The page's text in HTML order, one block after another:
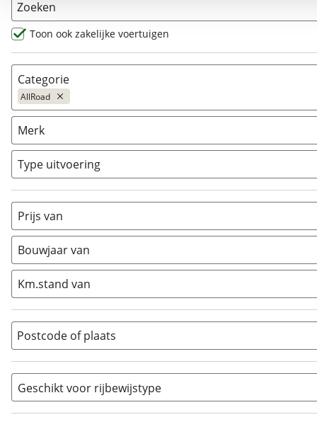
Zoeken
Toon ook zakelijke voertuigen
Categorie
AllRoad
AllRoad
Chopper (0)
Classic (0)
Crosser (0)
Cruiser (0)
Enduro
Motorscooter (0)
Naked (0)
Overig (3)
Quad (0)
Racer ( 0)
Rally (0)
Sport
Sport Touring (0)
Merk
Type uitvoering
Prijs van
Bouwjaar van
Km.stand van
Postcode of plaats
Geschikt voor rijbewijstype
A (13)